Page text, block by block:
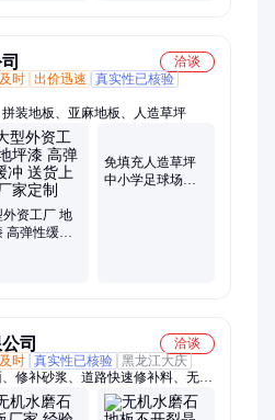
洽谈
时 出价迅速
真实性已核验
装地板、亚麻地板、人造草坪
外资工厂 地
高弹性缓冲
司
洽谈
时 真实性已核验 黑龙江大庆
修补砂浆、道路快速修补料、无机
水泥